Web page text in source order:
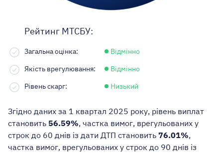
Рейтинг МТСБУ:
Загальна оцінка:
Відмінно
Якість врегулювання:
Відмінно
Рівень скарг:
Низький
Згідно даних за 1 квартал 2025 року, рівень виплат
становить 56.59%, частка вимог, врегульованих у
строк до 60 днів із дати ДТП становить 76.01%,
частка вимог, врегульованих у строк до 90 днів із